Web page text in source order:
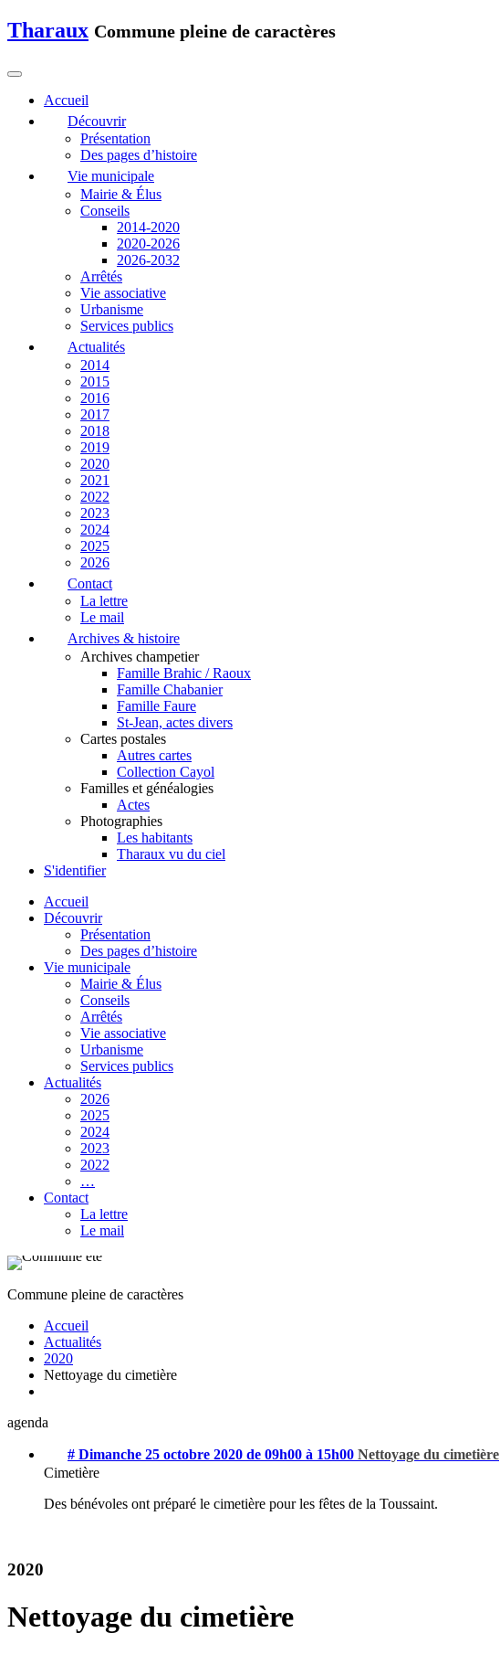
Tharaux Commune pleine de caractères
Accueil
Découvrir
Présentation
Des pages d’histoire
Vie municipale
Mairie & Élus
Conseils
2014-2020
2020-2026
2026-2032
Arrêtés
Vie associative
Urbanisme
Services publics
Actualités
2014
2015
2016
2017
2018
2019
2020
2021
2022
2023
2024
2025
2026
Contact
La lettre
Le mail
Archives & histoire
Archives champetier
Famille Brahic / Raoux
Famille Chabanier
Famille Faure
St-Jean, actes divers
Cartes postales
Autres cartes
Collection Cayol
Familles et généalogies
Actes
Photographies
Les habitants
Tharaux vu du ciel
S'identifier
Accueil
Découvrir
Présentation
Des pages d’histoire
Vie municipale
Mairie & Élus
Conseils
Arrêtés
Vie associative
Urbanisme
Services publics
Actualités
2026
2025
2024
2023
2022
…
Contact
La lettre
Le mail
Commune pleine de caractères
Accueil
Actualités
2020
Nettoyage du cimetière
agenda
# Dimanche 25 octobre 2020 de 09h00 à 15h00 Nettoyage du cimetière
Cimetière
Des bénévoles ont préparé le cimetière pour les fêtes de la Toussaint.
2020
Nettoyage du cimetière